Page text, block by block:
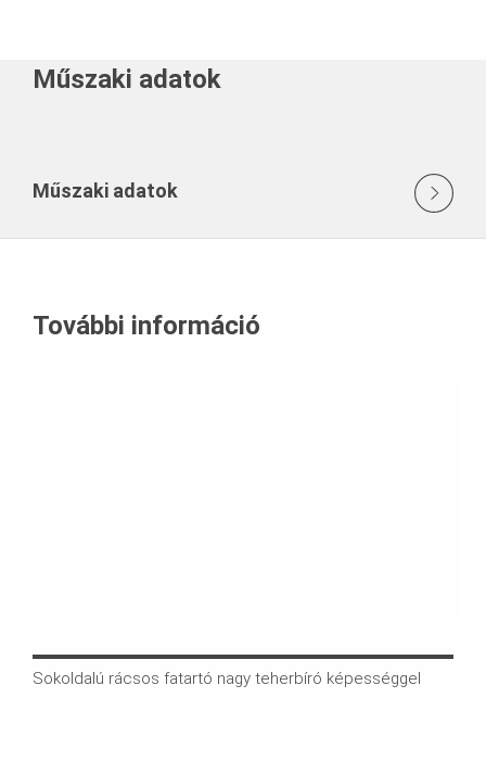
Műszaki adatok
Műszaki adatok
További információ
Sokoldalú rácsos fatartó nagy teherbíró képességgel